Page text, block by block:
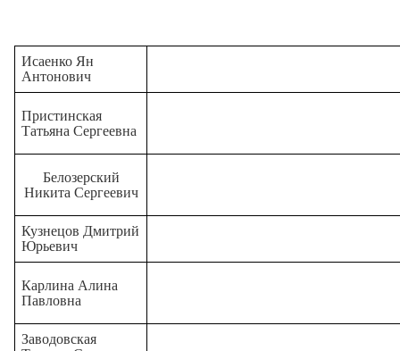
Исаенко Ян
Антонович
Пристинская
Татьяна Сергеевна
Белозерский
Никита Сергеевич
Кузнецов Дмитрий
Юрьевич
Карлина Алина
Павловна
Заводовская